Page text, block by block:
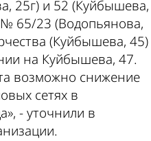
25г) и 52 (Куйбышева,
65/23 (Водопьянова,
(Куйбышева, 45)
на Куйбышева, 47.
возможно снижение
сетях в
- уточнили в